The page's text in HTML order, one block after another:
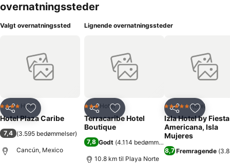
overnatningssteder
Valgt overnatningssted
Del Føj til favoritter
4 StjernerHotel
Hotel Plaza Caribe
7,4 (3.595 bedømmelser)
Cancún, Mexico
Lignende overnatningssteder
Del Føj til favoritter
3 Stjerner
Hotel
Terracaribe Hotel
Boutique
7,8 Godt (4.114 bedømmelser
10.8 km til Playa Norte
Del Føj til
5 StjernerHotel
Izla Hotel by Fiesta
Americana, Isla
Mujeres
8,7Fremragende (